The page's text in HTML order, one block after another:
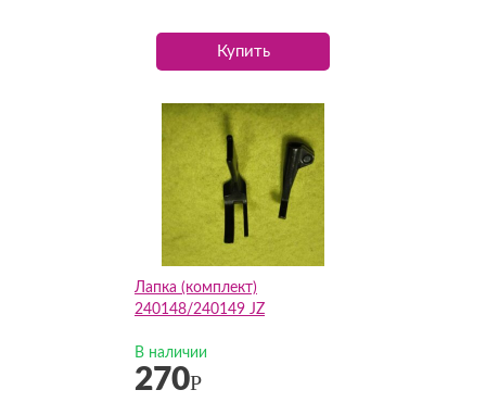
Купить
Лапка (комплект)
240148/240149 JZ
В наличии
270Р